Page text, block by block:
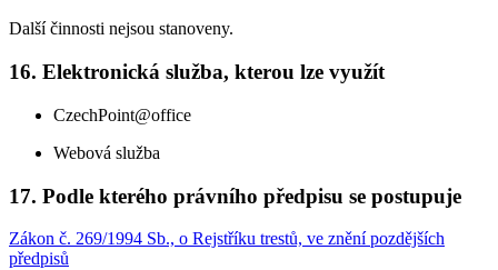
Další činnosti nejsou stanoveny.
16. Elektronická služba, kterou lze využít
CzechPoint@office
Webová služba
17. Podle kterého právního předpisu se postupuje
Zákon č. 269/1994 Sb., o Rejstříku trestů, ve znění pozdějších
předpisů